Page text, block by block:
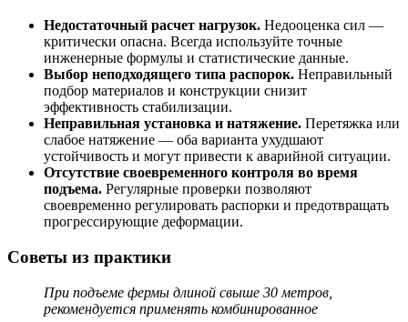
Недостаточный расчет нагрузок. Недооценка сил —
критически опасна. Всегда используйте точные
инженерные формулы и статистические данные.
Выбор неподходящего типа распорок. Неправильный
подбор материалов и конструкции снизит
эффективность стабилизации.
Неправильная установка и натяжение. Перетяжка или
слабое натяжение — оба варианта ухудшают
устойчивость и могут привести к аварийной ситуации.
Отсутствие своевременного контроля во время
подъема. Регулярные проверки позволяют
своевременно регулировать распорки и предотвращать
прогрессирующие деформации.
Советы из практики
При подъеме фермы длиной свыше 30 метров,
рекомендуется применять комбинированное